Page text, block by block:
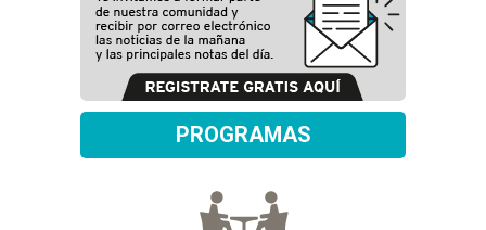
PROGRAMAS